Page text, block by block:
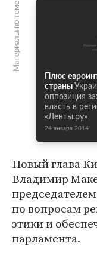
Материалы по теме
Плюс
страны
оппозиция
власть в
«Ленты.ру»
24 января 2014
Новый глава
Владимир
по вопросам
этики и
парламента.